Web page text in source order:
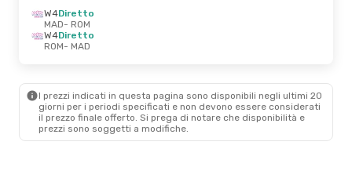
W4Diretto
MAD- ROM
W4Diretto
ROM- MAD
I prezzi indicati in questa pagina sono disponibili negli ultimi 20
giorni per i periodi specificati e non devono essere considerati
il ​​prezzo finale offerto. Si prega di notare che disponibilità e
prezzi sono soggetti a modifiche.